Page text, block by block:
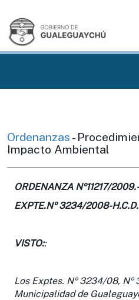
Ordenanzas -
Impacto Ambiental
ORDENANZA Nº11217/2009.-
EXPTE.Nº 3234/2008-H.C.D
VISTO::
Los Exptes. Nº 3234/08,
Municipalidad de